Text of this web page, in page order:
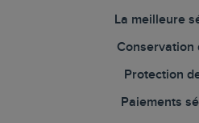
La meilleure
Conservation
Protection
Paiements